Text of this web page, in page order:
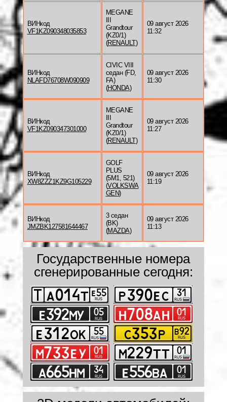
ВИНкод
VF1KZ090348035853
MEGANE
Grandtour
(KZ0/1)
(RENAULT)
09 август 2026
11:32
ВИНкод
NLAFD76708W090909
CIVIC VIII
седан (FD,
FA)
(HONDA)
09 август 2026
11:30
ВИНкод
VF1KZ090347301000
MEGANE
Grandtour
(KZ0/1)
(RENAULT)
09 август 2026
11:27
ВИНкод
XW8ZZZ1KZ9G105229
GOLF
PLUS
(5M1, 521)
(VOLKSWA
GEN)
09 август 2026
11:19
ВИНкод
JMZBK127581644467
3 седан
(BK)
(MAZDA)
09 август 2026
11:13
Государственные номера
сгенерированные сегодня: